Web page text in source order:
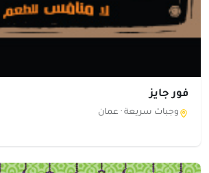
فور جايز
وجبات سريعة · عمان